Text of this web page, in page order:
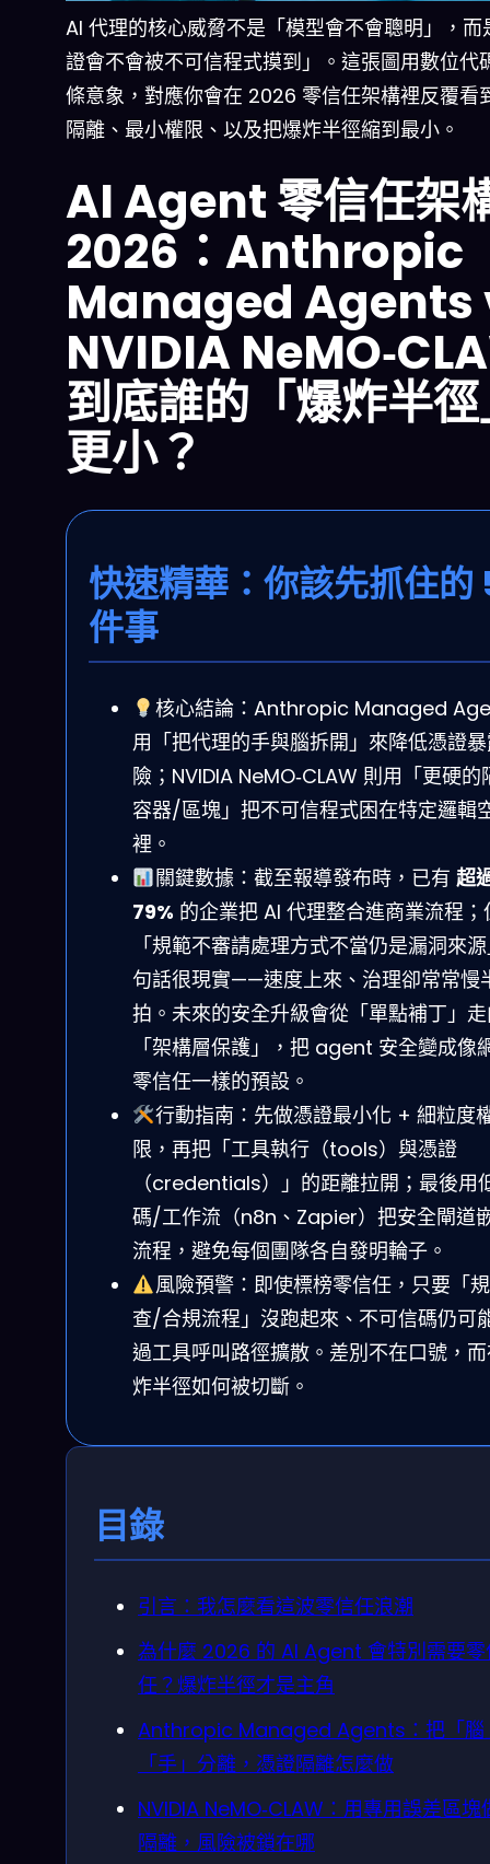
AI 代理的核心威脅不是「模型會不會聰明」，而
證會不會被不可信程式摸到」。這張圖用數位代
條意象，對應你會在 2026 零信任架構裡反覆看
隔離、最小權限、以及把爆炸半徑縮到最小。
AI Agent 零信任架
2026：Anthropic
Managed Agents
NVIDIA
到底誰的「爆炸半
更小？
快速精華：你該先抓住的
件事
核心結論：Anthropic Managed
用「把代理的手與腦拆開」來降低憑證
險；NVIDIA NeMO‑CLAW 則用「更硬的
容器/區塊」把不可信程式困在特定邏輯
裡。
關鍵數據：截至報導發布時，已有 超
79% 的企業把 AI 代理整合進商業流程；
「規範不審請處理方式不當仍是漏洞來
句話很現實——速度上來、治理卻常常慢
拍。未來的安全升級會從「單點補丁」
「架構層保護」，把 agent 安全變成像
零信任一樣的預設。
行動指南：先做憑證最小化 + 細粒度
限，再把「工具執行（tools）與憑證
（credentials）」的距離拉開；最後用
碼/工作流（n8n、Zapier）把安全閘道
流程，避免每個團隊各自發明輪子。
風險預警：即使標榜零信任，只要「
查/合規流程」沒跑起來、不可信碼仍可
過工具呼叫路徑擴散。差別不在口號，
炸半徑如何被切斷。
目錄
引言：我怎麼看這波零信任浪潮
為什麼 2026 的 AI Agent 會特別需要零
任？爆炸半徑才是主角
Anthropic Managed Agents：把「腦
「手」分離，憑證隔離怎麼做
NVIDIA NeMO‑CLAW：用專用誤差區塊
隔離，風險被鎖在哪